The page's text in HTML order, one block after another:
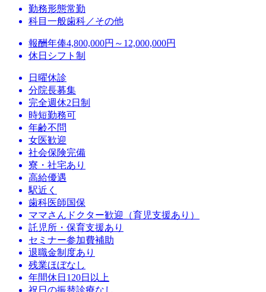
勤務形態常勤
科目 一般歯科／その他
報酬年俸4,800,000円～12,000,000円
休日 シフト制
日曜休診
分院長募集
完全週休2日制
時短勤務可
年齢不問
女医歓迎
社会保険完備
寮・社宅あり
高給優遇
駅近く
歯科医師国保
ママさんドクター歓迎（育児支援あり）
託児所・保育支援あり
セミナー参加費補助
退職金制度あり
残業ほぼなし
年間休日120日以上